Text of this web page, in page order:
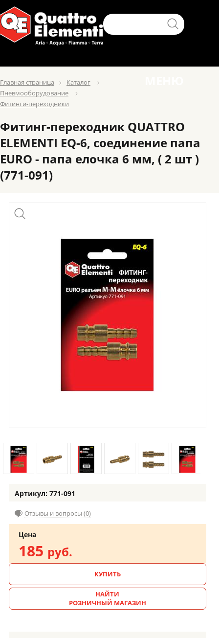
Главная страница
Каталог
Пневмооборудование
Фитинги-переходники
Фитинг-переходник QUATTRO
ELEMENTI EQ-6, соединение папа
EURO - папа елочка 6 мм, ( 2 шт )
(771-091)
Артикул: 771-091
Отзывы и вопросы (0)
Цена
185 руб.
КУПИТЬ
НАЙТИ
РОЗНИЧНЫЙ МАГАЗИН